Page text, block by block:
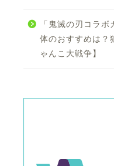
「鬼滅の刃コラボ
体のおすすめは？
ゃんこ大戦争】